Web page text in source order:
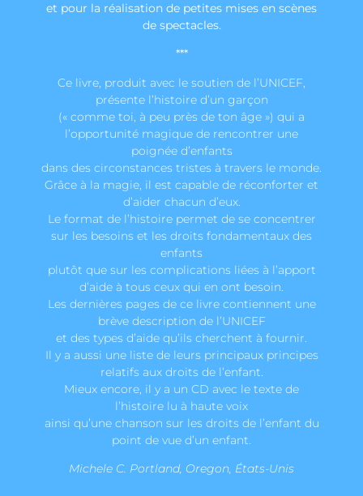
et pour la réalisation de petites mises en scènes
de spectacles.
***
Ce livre, produit avec le soutien de l’UNICEF,
présente l’histoire d’un garçon
(« comme toi, à peu près de ton âge ») qui a
l’opportunité magique de rencontrer une
poignée d’enfants
dans des circonstances tristes à travers le monde.
Grâce à la magie, il est capable de réconforter et
d’aider chacun d’eux.
Le format de l’histoire permet de se concentrer
sur les besoins et les droits fondamentaux des
enfants
plutôt que sur les complications liées à l’apport
d’aide à tous ceux qui en ont besoin.
Les dernières pages de ce livre contiennent une
brève description de l’UNICEF
et des types d’aide qu’ils cherchent à fournir.
Il y a aussi une liste de leurs principaux principes
relatifs aux droits de l’enfant.
Mieux encore, il y a un CD avec le texte de
l’histoire lu à haute voix
ainsi qu’une chanson sur les droits de l’enfant du
point de vue d’un enfant.
Michele C. Portland, Oregon, États-Unis